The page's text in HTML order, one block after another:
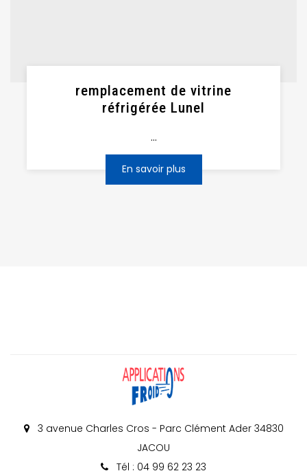
remplacement de vitrine
réfrigérée Lunel
...
En savoir plus
3 avenue Charles Cros - Parc Clément Ader 34830
JACOU
Tél : 04 99 62 23 23